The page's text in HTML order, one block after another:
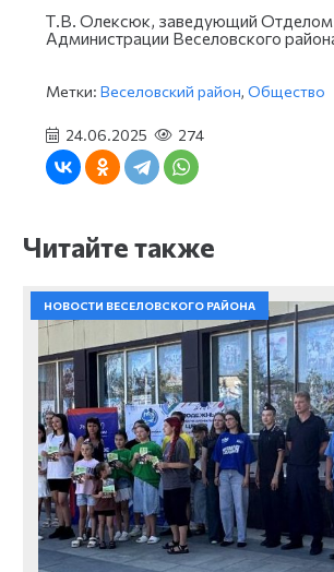
Т.В. Олексюк, заведующий Отделом
Администрации Веселовского
Метки: Веселовский район, Общество
24.06.2025 274
Читайте также
НОВОСТИ ВЕСЕЛОВСКОГО РАЙОНА